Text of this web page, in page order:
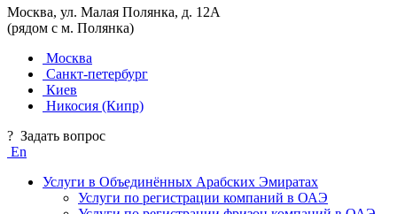
Москва, ул. Малая Полянка, д. 12А
(рядом с м. Полянка)
Москва
Санкт-петербург
Киев
Никосия (Кипр)
? Задать вопрос
En
Услуги в Объединённых Арабских Эмиратах
Услуги по регистрации компаний в ОАЭ